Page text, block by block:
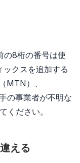
の8桁の番号は使
ックスを追加する
MTN）、
の事業者が不明な
ください。
える